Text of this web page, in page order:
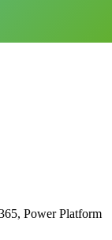
Power Platform